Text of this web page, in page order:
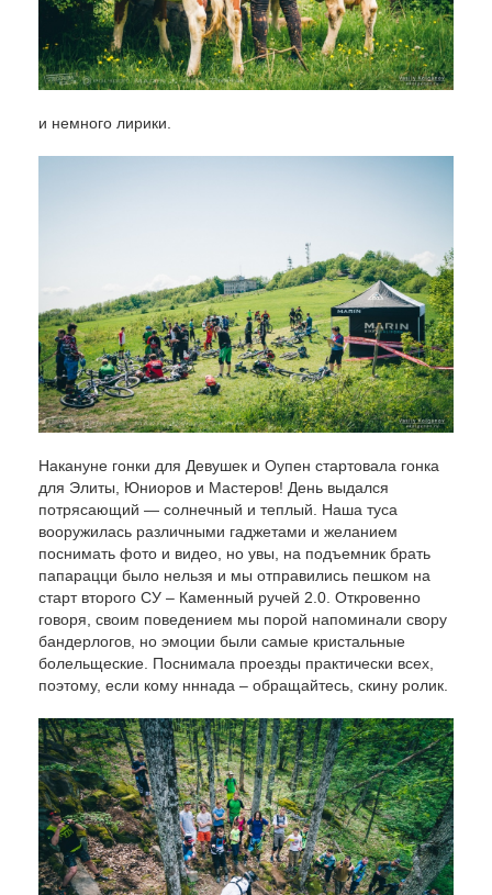
и немного лирики.
Накануне гонки для Девушек и Оупен стартовала гонка
для Элиты, Юниоров и Мастеров! День выдался
потрясающий — солнечный и теплый. Наша туса
вооружилась различными гаджетами и желанием
поснимать фото и видео, но увы, на подъемник брать
папарацци было нельзя и мы отправились пешком на
старт второго СУ – Каменный ручей 2.0. Откровенно
говоря, своим поведением мы порой напоминали свору
бандерлогов, но эмоции были самые кристальные
болельщеские. Поснимала проезды практически всех,
поэтому, если кому нннада – обращайтесь, скину ролик.